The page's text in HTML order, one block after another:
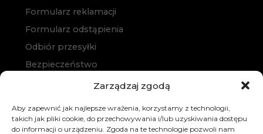
Zarządzaj zgodą
Aby zapewnić jak najlepsze wrażenia, korzystamy z technologii,
takich jak pliki cookie, do przechowywania i/lub uzyskiwania dostępu
do informacji o urządzeniu. Zgoda na te technologie pozwoli nam
Formularz reklamacji
Formularz odstąpienia
Odbiór przesyłki
Bezpieczeństwo
Polityka prywatności
Zakup na raty